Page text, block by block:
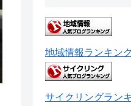
地域情報ランキン
サイクリングラン